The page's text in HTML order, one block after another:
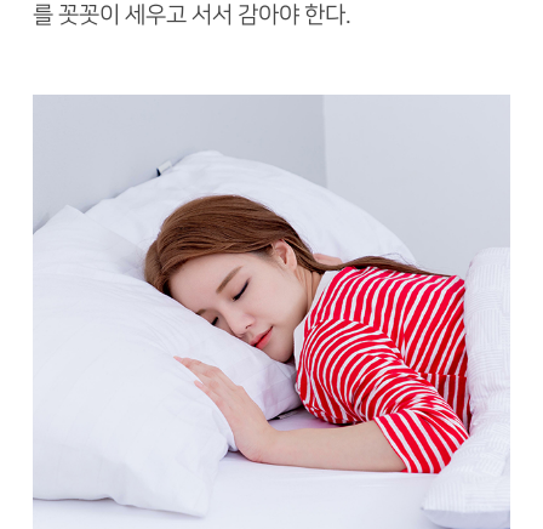
를 꼿꼿이 세우고 서서 감아야 한다.